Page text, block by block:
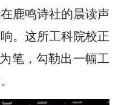
鹿鸣诗社的晨读声
。这所工科院校正
笔，勾勒出一幅工